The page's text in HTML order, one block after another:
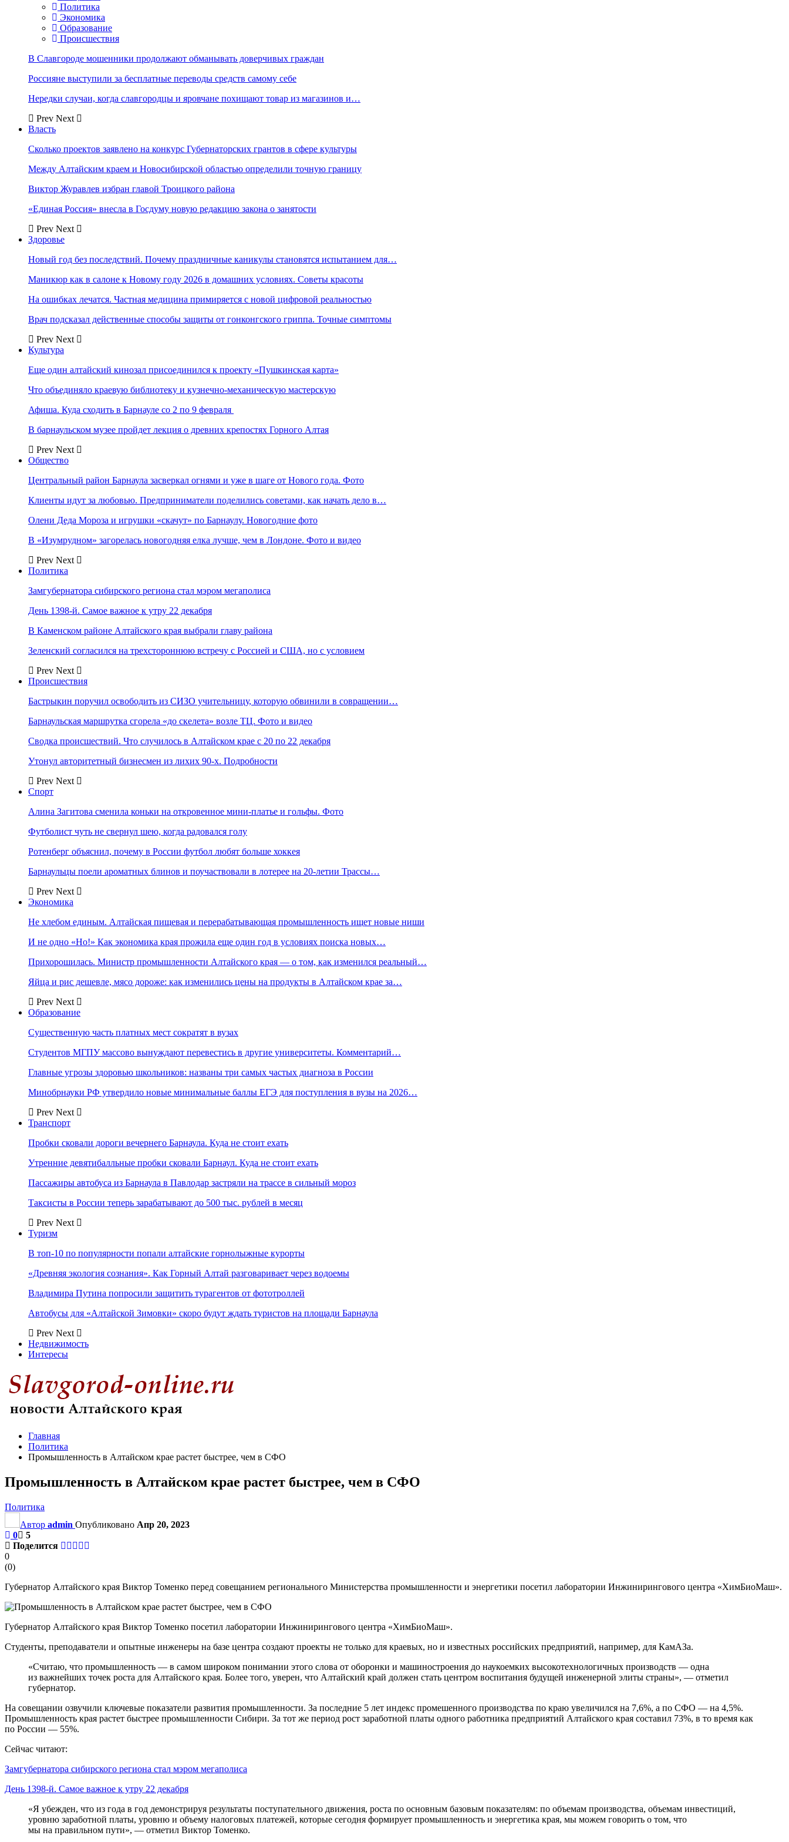
Политика
Экономика
Образование
Происшествия
В Славгороде мошенники продолжают обманывать доверчивых граждан
Россияне выступили за бесплатные переводы средств самому себе
Нередки случаи, когда славгородцы и яровчане похищают товар из магазинов и…
Prev Next
Власть
Сколько проектов заявлено на конкурс Губернаторских грантов в сфере культуры
Между Алтайским краем и Новосибирской областью определили точную границу
Виктор Журавлев избран главой Троицкого района
«Единая Россия» внесла в Госдуму новую редакцию закона о занятости
Prev Next
Здоровье
Новый год без последствий. Почему праздничные каникулы становятся испытанием для…
Маникюр как в салоне к Новому году 2026 в домашних условиях. Советы красоты
На ошибках лечатся. Частная медицина примиряется с новой цифровой реальностью
Врач подсказал действенные способы защиты от гонконгского гриппа. Точные симптомы
Prev Next
Культура
Еще один алтайский кинозал присоединился к проекту «Пушкинская карта»
Что объединяло краевую библиотеку и кузнечно-механическую мастерскую
Афиша. Куда сходить в Барнауле со 2 по 9 февраля
В барнаульском музее пройдет лекция о древних крепостях Горного Алтая
Prev Next
Общество
Центральный район Барнаула засверкал огнями и уже в шаге от Нового года. Фото
Клиенты идут за любовью. Предприниматели поделились советами, как начать дело в…
Олени Деда Мороза и игрушки «скачут» по Барнаулу. Новогодние фото
В «Изумрудном» загорелась новогодняя елка лучше, чем в Лондоне. Фото и видео
Prev Next
Политика
Замгубернатора сибирского региона стал мэром мегаполиса
День 1398-й. Самое важное к утру 22 декабря
В Каменском районе Алтайского края выбрали главу района
Зеленский согласился на трехстороннюю встречу с Россией и США, но с условием
Prev Next
Происшествия
Бастрыкин поручил освободить из СИЗО учительницу, которую обвинили в совращении…
Барнаульская маршрутка сгорела «до скелета» возле ТЦ. Фото и видео
Сводка происшествий. Что случилось в Алтайском крае с 20 по 22 декабря
Утонул авторитетный бизнесмен из лихих 90-х. Подробности
Prev Next
Спорт
Алина Загитова сменила коньки на откровенное мини-платье и гольфы. Фото
Футболист чуть не свернул шею, когда радовался голу
Ротенберг объяснил, почему в России футбол любят больше хоккея
Барнаульцы поели ароматных блинов и поучаствовали в лотерее на 20-летии Трассы…
Prev Next
Экономика
Не хлебом единым. Алтайская пищевая и перерабатывающая промышленность ищет новые ниши
И не одно «Но!» Как экономика края прожила еще один год в условиях поиска новых…
Прихорошилась. Министр промышленности Алтайского края — о том, как изменился реальный…
Яйца и рис дешевле, мясо дороже: как изменились цены на продукты в Алтайском крае за…
Prev Next
Образование
Существенную часть платных мест сократят в вузах
Студентов МГПУ массово вынуждают перевестись в другие университеты. Комментарий…
Главные угрозы здоровью школьников: названы три самых частых диагноза в России
Минобрнауки РФ утвердило новые минимальные баллы ЕГЭ для поступления в вузы на 2026…
Prev Next
Транспорт
Пробки сковали дороги вечернего Барнаула. Куда не стоит ехать
Утренние девятибалльные пробки сковали Барнаул. Куда не стоит ехать
Пассажиры автобуса из Барнаула в Павлодар застряли на трассе в сильный мороз
Таксисты в России теперь зарабатывают до 500 тыс. рублей в месяц
Prev Next
Туризм
В топ-10 по популярности попали алтайские горнолыжные курорты
«Древняя экология сознания». Как Горный Алтай разговаривает через водоемы
Владимира Путина попросили защитить турагентов от фототроллей
Автобусы для «Алтайской Зимовки» скоро будут ждать туристов на площади Барнаула
Prev Next
Недвижимость
Интересы
Главная
Политика
Промышленность в Алтайском крае растет быстрее, чем в СФО
Промышленность в Алтайском крае растет быстрее, чем в СФО
Политика
Автор admin Опубликовано Апр 20, 2023
0
5
Поделится
0
(0)
Губернатор Алтайского края Виктор Томенко перед совещанием регионального Министерства промышленности и энергетики посетил лаборатории Инжинирингового центра «ХимБиоМаш».
Губернатор Алтайского края Виктор Томенко посетил лаборатории Инжинирингового центра «ХимБиоМаш».
Студенты, преподаватели и опытные инженеры на базе центра создают проекты не только для краевых, но и известных российских предприятий, например, для КамАЗа.
«Считаю, что промышленность — в самом широком понимании этого слова от оборонки и машиностроения до наукоемких высокотехнологичных производств — одна
из важнейших точек роста для Алтайского края. Более того, уверен, что Алтайский край должен стать центром воспитания будущей инженерной элиты страны», — отметил
губернатор.
На совещании озвучили ключевые показатели развития промышленности. За последние 5 лет индекс промешенного производства по краю увеличился на 7,6%, а по СФО — на 4,5%.
Промышленность края растет быстрее промышленности Сибири. За тот же период рост заработной платы одного работника предприятий Алтайского края составил 73%, в то время как
по России — 55%.
Сейчас читают:
Замгубернатора сибирского региона стал мэром мегаполиса
День 1398-й. Самое важное к утру 22 декабря
«Я убежден, что из года в год демонстрируя результаты поступательного движения, роста по основным базовым показателям: по объемам производства, объемам инвестиций,
уровню заработной платы, уровню и объему налоговых платежей, которые сегодня формирует промышленность и энергетика края, мы можем говорить о том, что
мы на правильном пути», — отметил Виктор Томенко.